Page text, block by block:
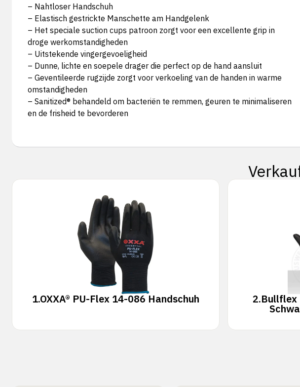
– Nahtloser Handschuh
– Elastisch gestrickte Manschette am Handgelenk
– Het speciale suction cups patroon zorgt voor een excellente grip in
droge werkomstandigheden
– Uitstekende vingergevoeligheid
– Dunne, lichte en soepele drager die perfect op de hand aansluit
– Geventileerde rugzijde zorgt voor verkoeling van de handen in warme
omstandigheden
– Sanitized® behandeld om bacteriën te remmen, geuren te minimaliseren
en de frisheid te bevorderen
1.OXXA® PU-Flex 14-086 Handschuh 2.Bullflex